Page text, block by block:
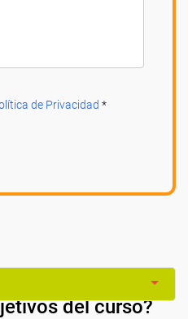
de Privacidad *
del curso?